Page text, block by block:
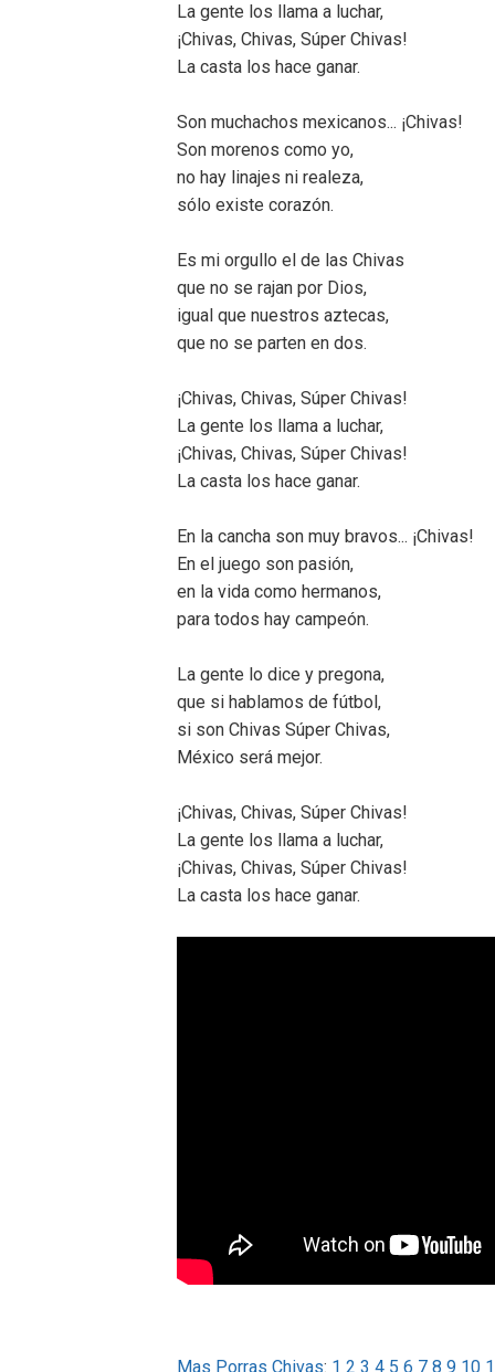
La gente los llama a luchar,
¡Chivas, Chivas, Súper Chivas!
La casta los hace ganar.
Son muchachos mexicanos... ¡Chivas!
Son morenos como yo,
no hay linajes ni realeza,
sólo existe corazón.
Es mi orgullo el de las Chivas
que no se rajan por Dios,
igual que nuestros aztecas,
que no se parten en dos.
¡Chivas, Chivas, Súper Chivas!
La gente los llama a luchar,
¡Chivas, Chivas, Súper Chivas!
La casta los hace ganar.
En la cancha son muy bravos... ¡Chivas!
En el juego son pasión,
en la vida como hermanos,
para todos hay campeón.
La gente lo dice y pregona,
que si hablamos de fútbol,
si son Chivas Súper Chivas,
México será mejor.
¡Chivas, Chivas, Súper Chivas!
La gente los llama a luchar,
¡Chivas, Chivas, Súper Chivas!
La casta los hace ganar.
Mas Porras Chivas: 1 2 3 4 5 6 7 8 9 10